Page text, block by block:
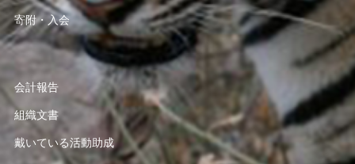
寄附・入会
会計報告
組織文書
戴いている活動助成